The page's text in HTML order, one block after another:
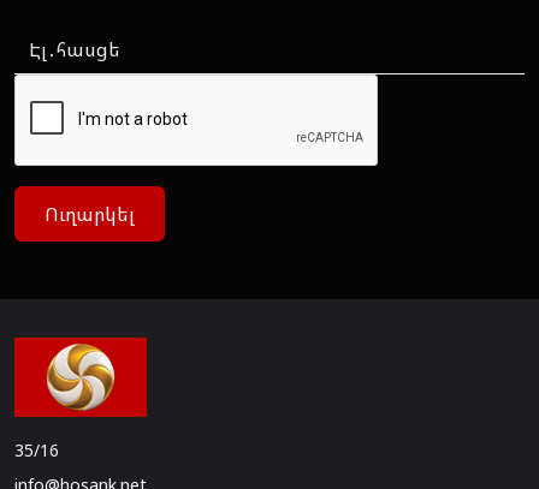
Ուղարկել
35/16